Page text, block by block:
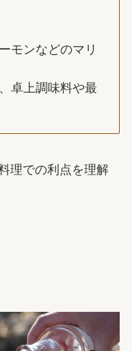
モンなどのマリ
卓上調味料や最
理での利点を理解